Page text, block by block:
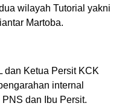
wilayah Tutorial yakni
Martoba.
dan Ketua Persit KCK
internal
dan Ibu Persit.